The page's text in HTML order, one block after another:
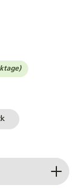
Wert ein